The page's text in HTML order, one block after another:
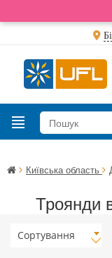
Київська область
Троянди
Сортування